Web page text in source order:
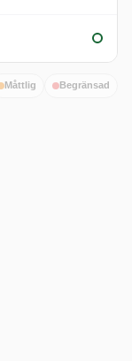
Måttlig Begränsad